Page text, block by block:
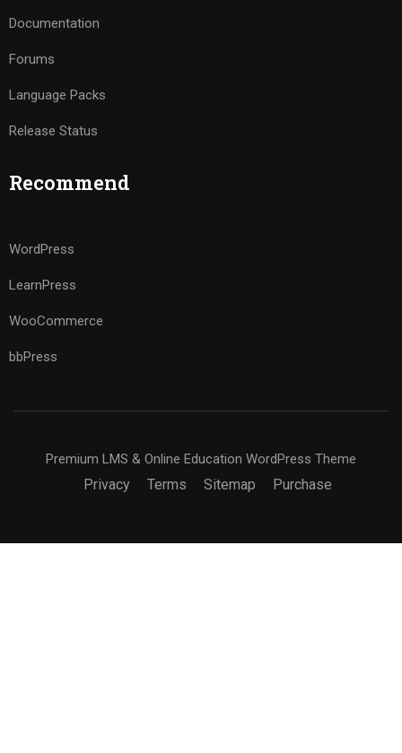
Documentation
Forums
Language Packs
Release Status
Recommend
WordPress
LearnPress
WooCommerce
bbPress
Premium LMS & Online Education WordPress Theme
Privacy Terms Sitemap Purchase